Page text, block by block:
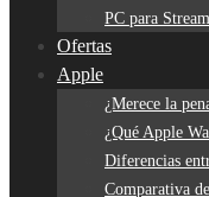
PC para
Ofertas
Apple
¿Merece la
¿Qué Apple
Diferencias
Comparativa